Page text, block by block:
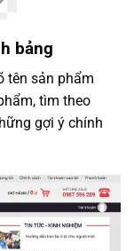
bảng
tên sản phẩm
tìm theo
gợi ý chính